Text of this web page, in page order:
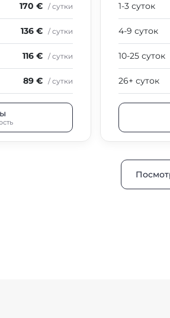
170 € / сутки
136 € / сутки
116 € / сутки
89 € / сутки
1-3 суток
4-9 суток
10-25 суток
26+ суток